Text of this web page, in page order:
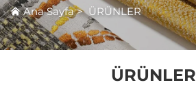
Ana Sayfa>ÜRÜNLER
ÜRÜNLER